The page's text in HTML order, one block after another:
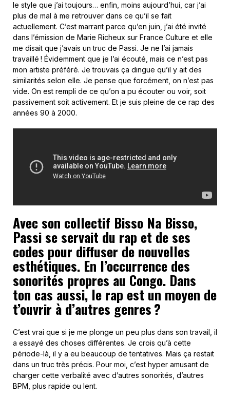
le style que j’ai toujours… enfin, moins aujourd’hui, car j’ai
plus de mal à me retrouver dans ce qu’il se fait
actuellement. C’est marrant parce qu’en juin, j’ai été invité
dans l’émission de Marie Richeux sur France Culture et elle
me disait que j’avais un truc de Passi. Je ne l’ai jamais
travaillé ! Évidemment que je l’ai écouté, mais ce n’est pas
mon artiste préféré. Je trouvais ça dingue qu’il y ait des
similarités selon elle. Je pense que forcément, on n’est pas
vide. On est rempli de ce qu’on a pu écouter ou voir, soit
passivement soit activement. Et je suis pleine de ce rap des
années 90 à 2000.
Avec son collectif Bisso Na Bisso,
Passi se servait du rap et de ses
codes pour diffuser de nouvelles
esthétiques. En l’occurrence des
sonorités propres au Congo. Dans
ton cas aussi, le rap est un moyen de
t’ouvrir à d’autres genres ?
C’est vrai que si je me plonge un peu plus dans son travail, il
a essayé des choses différentes. Je crois qu’à cette
période-là, il y a eu beaucoup de tentatives. Mais ça restait
dans un truc très précis. Pour moi, c’est hyper amusant de
charger cette verbalité avec d’autres sonorités, d’autres
BPM, plus rapide ou lent.